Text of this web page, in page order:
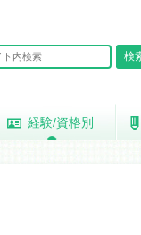
経験/資格別
経験/資格別